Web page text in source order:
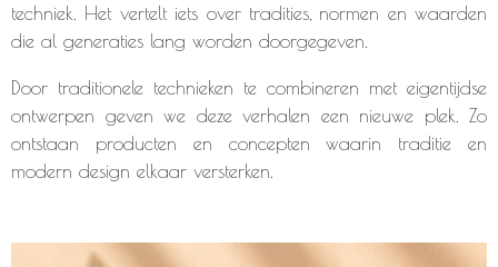
techniek. Het vertelt iets over tradities, normen en waarden
die al generaties lang worden doorgegeven.
Door traditionele technieken te combineren met eigentijdse
ontwerpen geven we deze verhalen een nieuwe plek. Zo
ontstaan producten en concepten waarin traditie en
modern design elkaar versterken.